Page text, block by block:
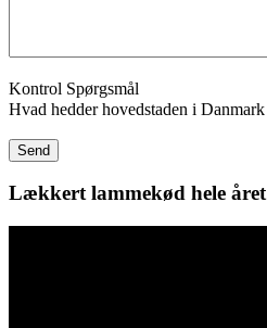
Kontrol Spørgsmål
Hvad hedder hovedstaden i Danmark
Lækkert lammekød hele året